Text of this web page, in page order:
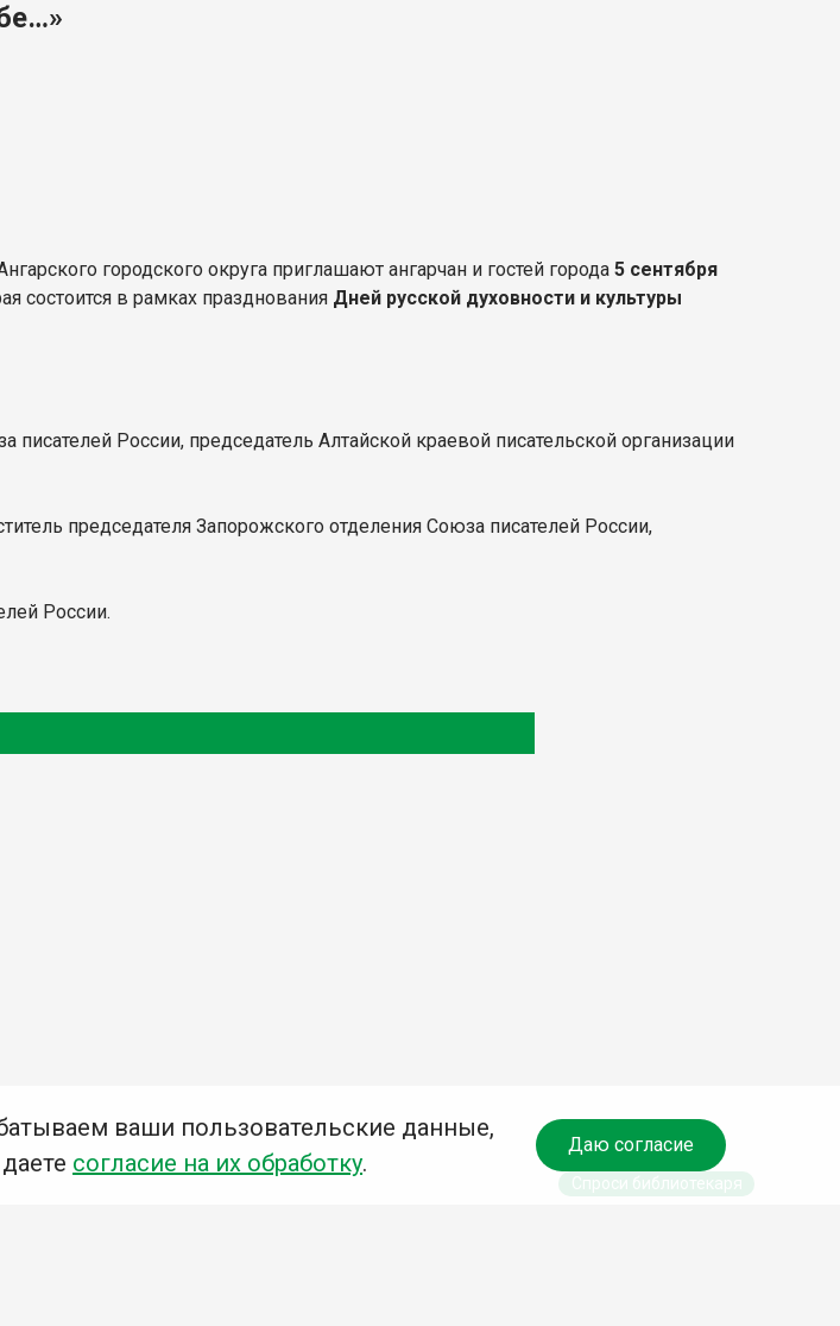
городского округа приглашают ангарчан и гостей города 5 сентября
состоится в рамках празднования Дней русской духовности и культуры
писателей России, председатель Алтайской краевой писательской организации
председателя Запорожского отделения Союза писателей России,
России.
ваши пользовательские данные,
согласие на их обработку.
Даю согласие
Спроси библиотекаря